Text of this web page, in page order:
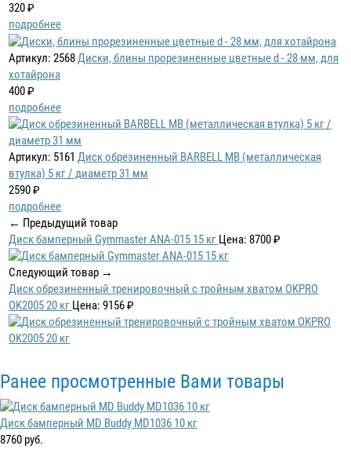
320 ₽
подробнее
Артикул: 2568Диски, блины прорезиненные цветные d - 28 мм, для
хотайрона
400 ₽
подробнее
Артикул: 5161 Диск обрезиненный BARBELL MB (металлическая
втулка) 5 кг / диаметр 31 мм
2590 ₽
подробнее
← Предыдущий товар
Диск бамперный Gymmaster ANA-015 15 кг Цена: 8700 ₽
Следующий товар →
Диск обрезиненный тренировочный с тройным хватом OKPRO
OK2005 20 кг Цена: 9156 ₽
Ранее просмотренные Вами товары
Диск бамперный MD Buddy MD1036 10 кг
8760 руб.